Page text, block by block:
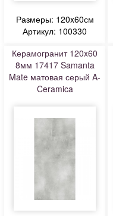
Размеры: 120x60см
Артикул: 100330
Керамогранит 120x60
8мм 17417 Samanta
Mate матовая серый A-
Ceramica